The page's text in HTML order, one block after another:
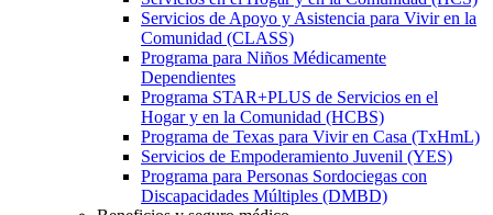
Servicios de Apoyo y Asistencia para Vivir en la
Comunidad (CLASS)
Programa para Niños Médicamente
Dependientes
Programa STAR+PLUS de Servicios en el
Hogar y en la Comunidad (HCBS)
Programa de Texas para Vivir en Casa (TxHmL)
Servicios de Empoderamiento Juvenil (YES)
Programa para Personas Sordociegas con
Discapacidades Múltiples (DMBD)